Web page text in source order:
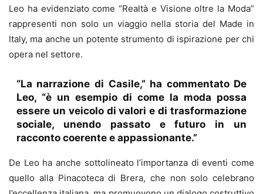
Leo ha evidenziato come “Realtà e Visione oltre la Moda”
rappresenti non solo un viaggio nella storia del Made in
Italy, ma anche un potente strumento di ispirazione per chi
opera nel settore.
“La narrazione di Casile,” ha commentato De
Leo, “è un esempio di come la moda possa
essere un veicolo di valori e di trasformazione
sociale, unendo passato e futuro in un
racconto coerente e appassionante.”
De Leo ha anche sottolineato l’importanza di eventi come
quello alla Pinacoteca di Brera, che non solo celebrano